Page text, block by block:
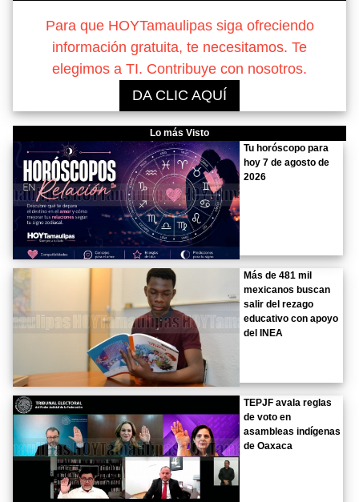
Para que HOYTamaulipas siga ofreciendo
información gratuita, te necesitamos. Te
elegimos a TI. Contribuye con nosotros.
DA CLIC AQUÍ
Lo más Visto
Tu horóscopo para
hoy 7 de agosto de
2026
Más de 481 mil
mexicanos buscan
salir del rezago
educativo con apoyo
del INEA
TEPJF avala reglas
de voto en
asambleas indígenas
de Oaxaca